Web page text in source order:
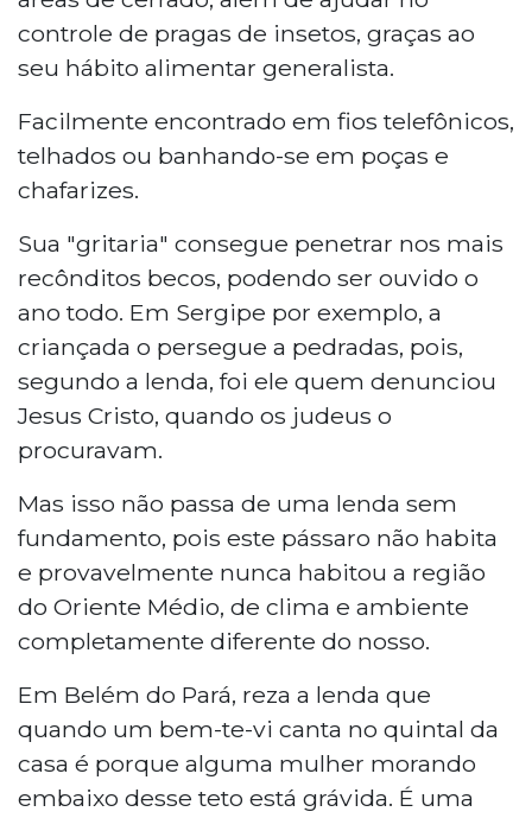
controle de pragas de insetos, graças ao
seu hábito alimentar generalista.
Facilmente encontrado em fios telefônicos,
telhados ou banhando-se em poças e
chafarizes.
Sua "gritaria" consegue penetrar nos mais
recônditos becos, podendo ser ouvido o
ano todo. Em Sergipe por exemplo, a
criançada o persegue a pedradas, pois,
segundo a lenda, foi ele quem denunciou
Jesus Cristo, quando os judeus o
procuravam.
Mas isso não passa de uma lenda sem
fundamento, pois este pássaro não habita
e provavelmente nunca habitou a região
do Oriente Médio, de clima e ambiente
completamente diferente do nosso.
Em Belém do Pará, reza a lenda que
quando um bem-te-vi canta no quintal da
casa é porque alguma mulher morando
embaixo desse teto está grávida. É uma